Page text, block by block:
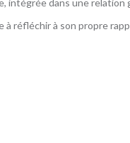
intégrée dans une
réfléchir à son propre